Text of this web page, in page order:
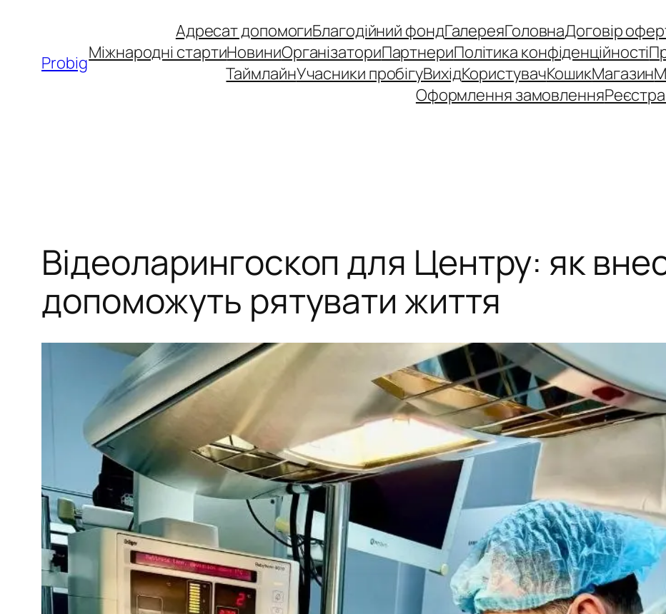
вмістуProbig
Адресат допомогиБлагодійний фондГалереяГоловнаДоговір
Міжнародні стартиНовиниОрганізаториПартнериПолітика конфіденційності
ТаймлайнУчасники пробігуВихідКористувачКошикМагазин
Оформлення замовлення
Відеоларингоскоп для Центру: як
допоможуть рятувати життя